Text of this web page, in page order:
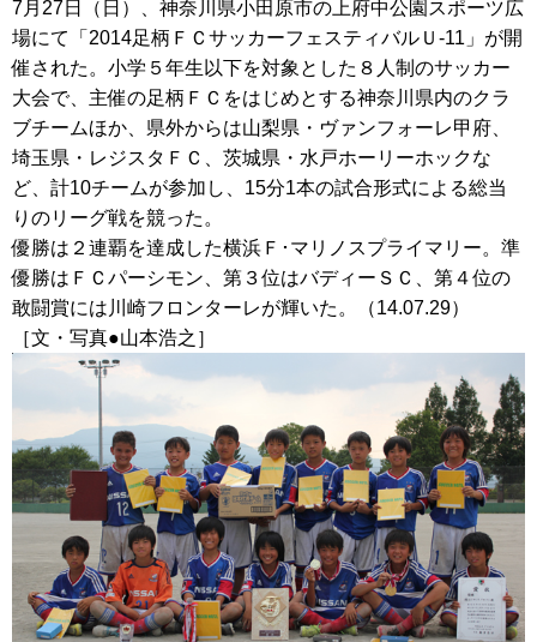
7月27日（日）、神奈川県小田原市の上府中公園スポーツ広
場にて「2014足柄ＦＣサッカーフェスティバルＵ-11」が開
催された。小学５年生以下を対象とした８人制のサッカー
大会で、主催の足柄ＦＣをはじめとする神奈川県内のクラ
ブチームほか、県外からは山梨県・ヴァンフォーレ甲府、
埼玉県・レジスタＦＣ、茨城県・水戸ホーリーホックな
ど、計10チームが参加し、15分1本の試合形式による総当
りのリーグ戦を競った。
優勝は２連覇を達成した横浜Ｆ･マリノスプライマリー。準
優勝はＦＣパーシモン、第３位はバディーＳＣ、第４位の
敢闘賞には川崎フロンターレが輝いた。（14.07.29）
［文・写真●山本浩之］